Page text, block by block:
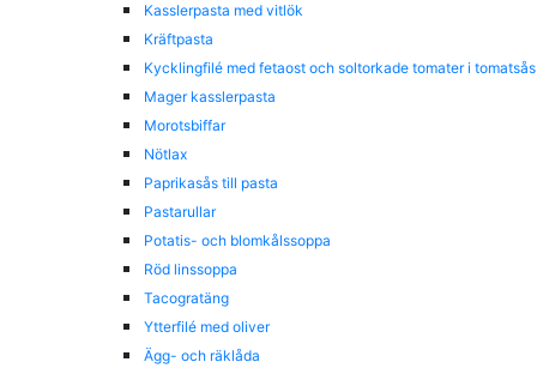
Kasslerpasta med vitlök
Kräftpasta
Kycklingfilé med fetaost och soltorkade tomater i tomatsås
Mager kasslerpasta
Morotsbiffar
Nötlax
Paprikasås till pasta
Pastarullar
Potatis- och blomkålssoppa
Röd linssoppa
Tacogratäng
Ytterfilé med oliver
Ägg- och räklåda